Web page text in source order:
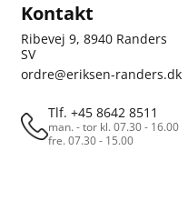
Kontakt
Ribevej 9, 8940 Randers
SV
ordre@eriksen-randers.dk
Tlf. +45 8642 8511
man. - tor kl. 07.30 - 16.00
fre. 07.30 - 15.00